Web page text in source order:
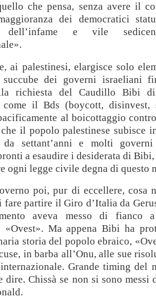
che pensa, senza avere il
dei democratici
dell’infame e vile
ai palestinesi, elargisce solo
succube dei governi israeliani
richiesta del Caudillo Bibi di
come il Bds (boycott, disinvest,
al boicottaggio
il popolo palestinese subisce
settant’anni e molti governi
a esaudire i desiderata di
ogni legge civile degna di questo
poi, pur di eccellere, cosa
fare partire il Giro d’Italia da
aveva messo di fianco a
«Ovest». Ma appena Bibi ha
storia del popolo ebraico,
in barba all’Onu, alle sue
Grande timing del
dire. Chissà se non si sono messi